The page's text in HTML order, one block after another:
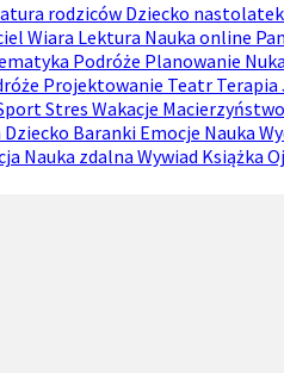
rodziców Dziecko nastolatek
Wiara Lektura Nauka online
Podróże Planowanie
Projektowanie Teatr Terapia
Stres Wakacje Macierzyństwo
Dziecko Baranki Emocje Nauka
Nauka zdalna Wywiad Książka